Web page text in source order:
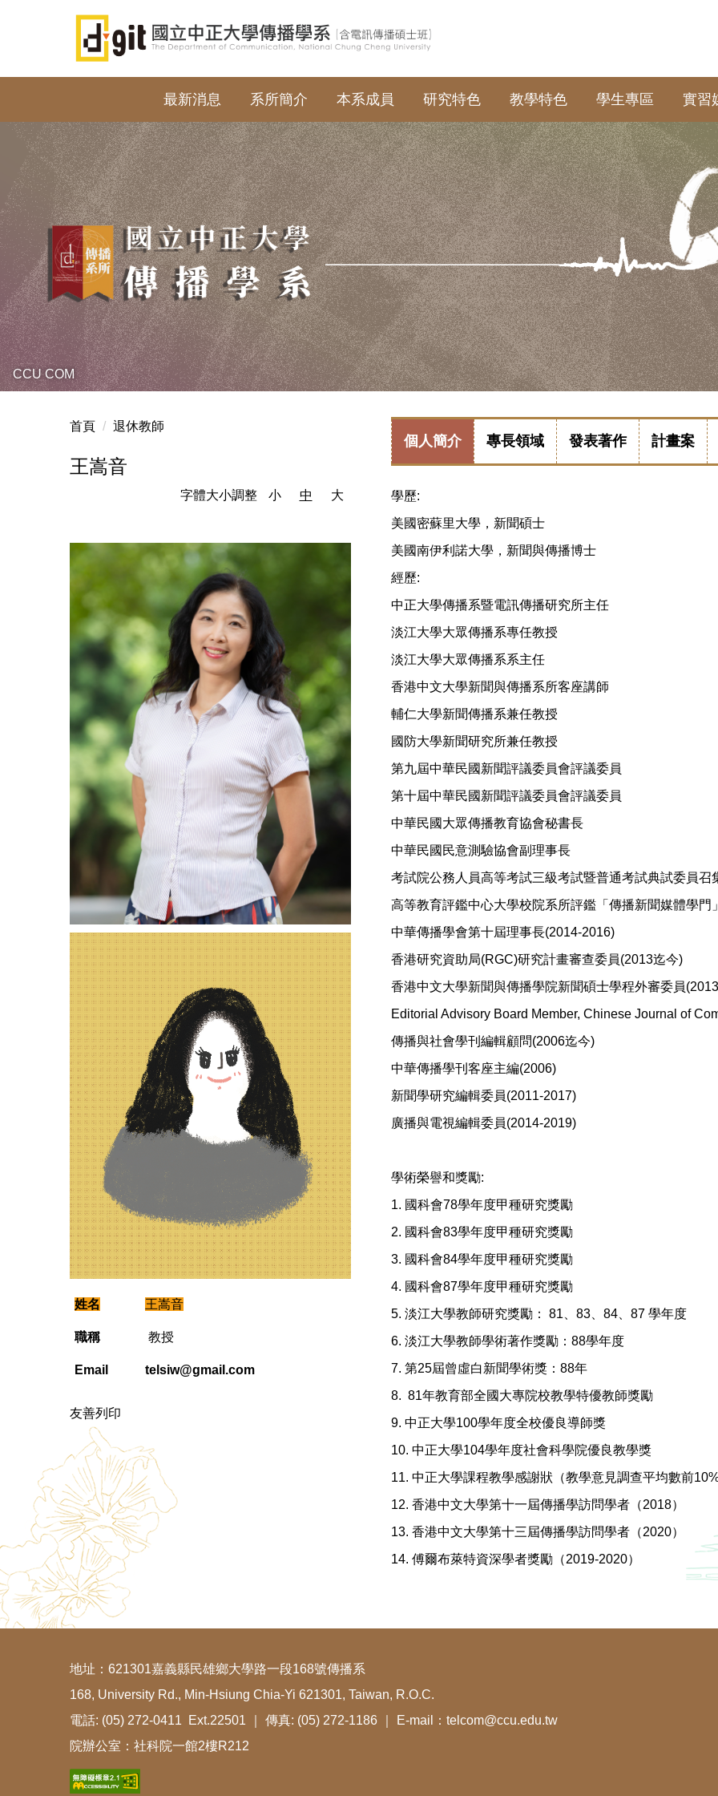
區
最新消息 系所簡介 本系成員 研究特色 教學特色 學生專區 實習
CCU COM
首頁 退休教師
王嵩音
字體大小調整 小 中 大
姓名 王嵩音
職稱 教授
Email telsiw@gmail.com
友善列印
個人簡介 專長領域 發表著作 計畫案
學歷:
美國密蘇里大學，新聞碩士
美國南伊利諾大學，新聞與傳播博士
經歷:
中正大學傳播系暨電訊傳播研究所主任
淡江大學大眾傳播系專任教授
淡江大學大眾傳播系系主任
香港中文大學新聞與傳播系所客座講師
輔仁大學新聞傳播系兼任教授
國防大學新聞研究所兼任教授
第九屆中華民國新聞評議委員會評議委員
第十屆中華民國新聞評議委員會評議委員
中華民國大眾傳播教育協會秘書長
中華民國民意測驗協會副理事長
考試院公務人員高等考試三級考試暨普通考試典試委員召
高等教育評鑑中心大學校院系所評鑑「傳播新聞媒體學門
中華傳播學會第十屆理事長(2014-2016)
香港研究資助局(RGC)研究計畫審查委員(2013迄今)
香港中文大學新聞與傳播學院新聞碩士學程外審委員
Editorial Advisory Board Member, Chinese Journal of
傳播與社會學刊編輯顧問(2006迄今)
中華傳播學刊客座主編(2006)
新聞學研究編輯委員(2011-2017)
廣播與電視編輯委員(2014-2019)
學術榮譽和獎勵:
1. 國科會78學年度甲種研究獎勵
2. 國科會83學年度甲種研究獎勵
3. 國科會84學年度甲種研究獎勵
4. 國科會87學年度甲種研究獎勵
5. 淡江大學教師研究獎勵： 81、83、84、87 學年度
6. 淡江大學教師學術著作獎勵：88學年度
7. 第25屆曾虛白新聞學術獎：88年
8. 81年教育部全國大專院校教學特優教師獎勵
9. 中正大學100學年度全校優良導師獎
10. 中正大學104學年度社會科學院優良教學獎
11. 中正大學課程教學感謝狀（教學意見調查平均數前
12. 香港中文大學第十一屆傳播學訪問學者（2018）
13. 香港中文大學第十三屆傳播學訪問學者（2020）
14. 傅爾布萊特資深學者獎勵（2019-2020）
地址：621301嘉義縣民雄鄉大學路一段168號傳播系
168, University Rd., Min-Hsiung Chia-Yi 621301, Taiwan, R.O.C.
電話: (05) 272-0411 Ext.22501 ｜ 傳真: (05) 272-1186 ｜ E-mail：telcom@ccu.edu.tw
院辦公室：社科院一館2樓R212